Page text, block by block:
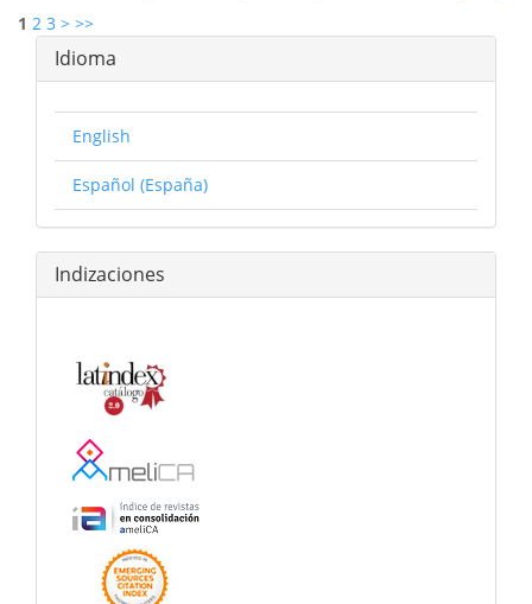
1 2 3 > >>
Idioma
English
Español (España)
Indizaciones